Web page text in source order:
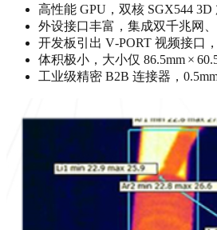
高性能 GPU，双核 SGX544 3D
外设接口丰富，集成双千兆网
开发板引出 V‑PORT 视频接口
体积极小，大小仅 86.5mm ×
工业级精密 B2B 连接器，